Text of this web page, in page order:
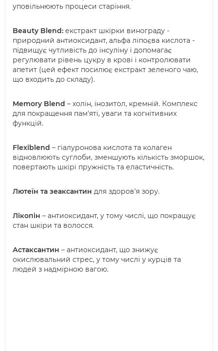
уповільнюють процеси старіння.
Beauty Blend: екстракт шкірки винограду -
природний антиоксидант, альфа ліпоєва кислота -
підвищує чутливість до інсуліну і допомагає
регулювати рівень цукру в крові і контролювати
апетит (цей ефект посилює екстракт зеленого чаю,
що входить до складу).
Memory Blend – холін, інозитол, кремній. Комплекс
для покращення пам'яті, уваги та когнітивних
функцій.
Flexiblend – гіалуронова кислота та колаген
відновлюють суглоби, зменшують кількість зморшок,
повертають шкірі пружність та еластичність.
Лютеїн та зеаксантин для здоров'я зору.
Лікопін – антиоксидант, у тому числі, що покращує
стан шкіри та волосся.
Астаксантин – антиоксидант, що знижує
окислювальний стрес, у тому числі у курців та
людей з надмірною вагою.